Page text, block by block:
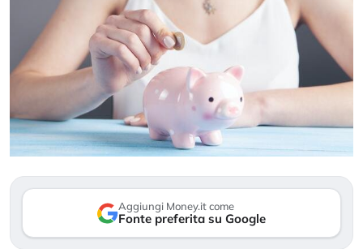
Aggiungi Money.it come
Fonte preferita su Google